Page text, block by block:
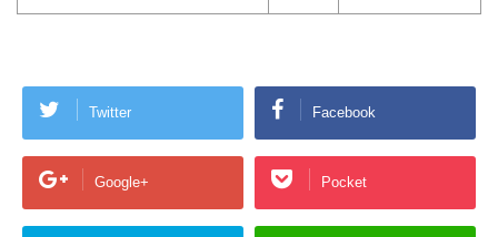
Twitter Facebook
Google+ Pocket